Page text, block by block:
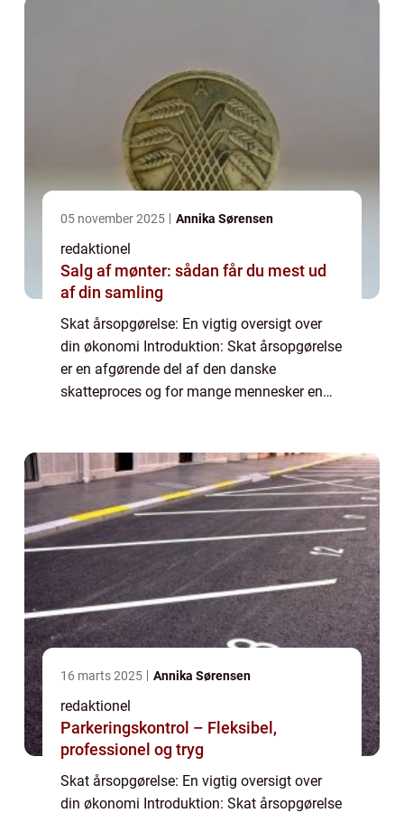
05 november 2025 Annika Sørensen
redaktionel
Salg af mønter: sådan får du mest ud
af din samling
Skat årsopgørelse: En vigtig oversigt over
din økonomi Introduktion: Skat årsopgørelse
er en afgørende del af den danske
skatteproces og for mange mennesker en
16 marts 2025 Annika Sørensen
redaktionel
Parkeringskontrol – Fleksibel,
professionel og tryg
Skat årsopgørelse: En vigtig oversigt over
din økonomi Introduktion: Skat årsopgørelse